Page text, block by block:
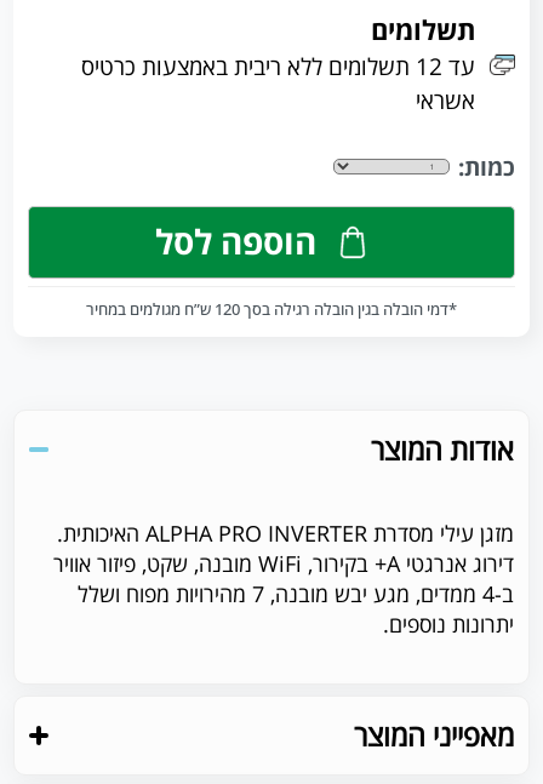
תשלומים
עד 12 תשלומים ללא ריבית באמצעות כרטיס
אשראי
כמות:
הוספה לסל
*דמי הובלה בגין הובלה רגילה בסך 120 ש”ח מגולמים במחיר
אודות המוצר
מזגן עילי מסדרת ALPHA PRO INVERTER האיכותית.
דירוג אנרגטי A+ בקירור, WiFi מובנה, שקט, פיזור אוויר
ב-4 ממדים, מגע יבש מובנה, 7 מהירויות מפוח ושלל
יתרונות נוספים.
מאפייני המוצר